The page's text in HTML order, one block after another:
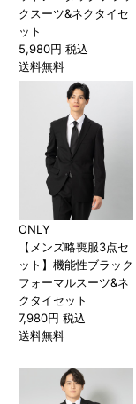
クスーツ&ネクタイセ
ット
5,980円 税込
送料無料
ONLY
【メンズ略喪服3点セ
ット】機能性ブラック
フォーマルスーツ&ネ
クタイセット
7,980円 税込
送料無料